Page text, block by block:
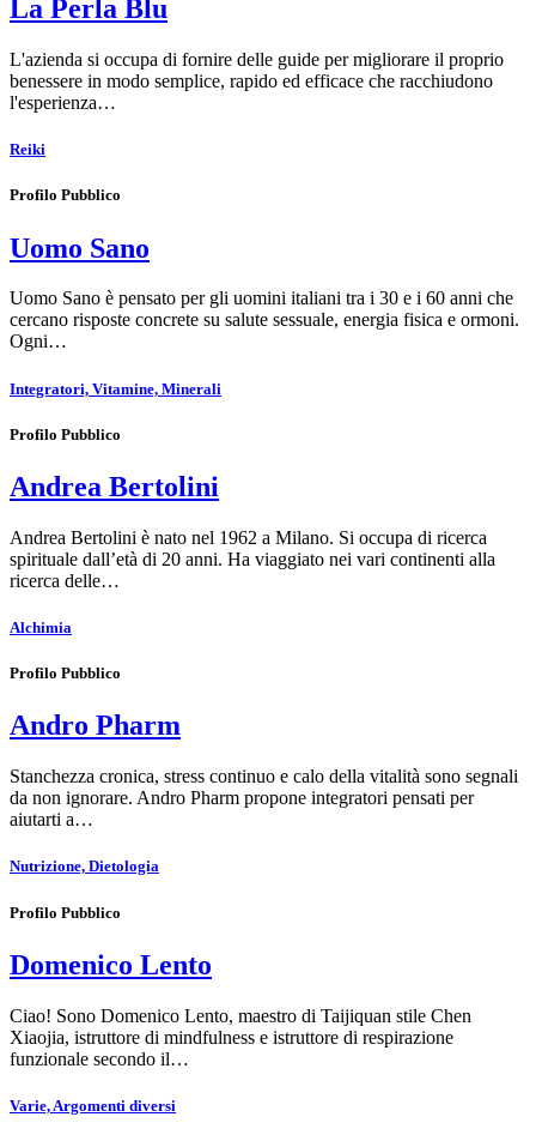
La Perla Blu
L'azienda si occupa di fornire delle guide per migliorare il proprio
benessere in modo semplice, rapido ed efficace che racchiudono
l'esperienza…
Reiki
Profilo Pubblico
Uomo Sano
Uomo Sano è pensato per gli uomini italiani tra i 30 e i 60 anni che
cercano risposte concrete su salute sessuale, energia fisica e ormoni.
Ogni…
Integratori, Vitamine, Minerali
Profilo Pubblico
Andrea Bertolini
Andrea Bertolini è nato nel 1962 a Milano. Si occupa di ricerca
spirituale dall’età di 20 anni. Ha viaggiato nei vari continenti alla
ricerca delle…
Alchimia
Profilo Pubblico
Andro Pharm
Stanchezza cronica, stress continuo e calo della vitalità sono segnali
da non ignorare. Andro Pharm propone integratori pensati per
aiutarti a…
Nutrizione, Dietologia
Profilo Pubblico
Domenico Lento
Ciao! Sono Domenico Lento, maestro di Taijiquan stile Chen
Xiaojia, istruttore di mindfulness e istruttore di respirazione
funzionale secondo il…
Varie, Argomenti diversi